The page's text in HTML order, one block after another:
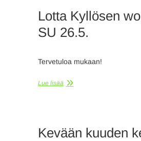
Lotta Kyllösen
SU 26.5.
Tervetuloa mukaan!
Lue lisää
Kevään kuuden